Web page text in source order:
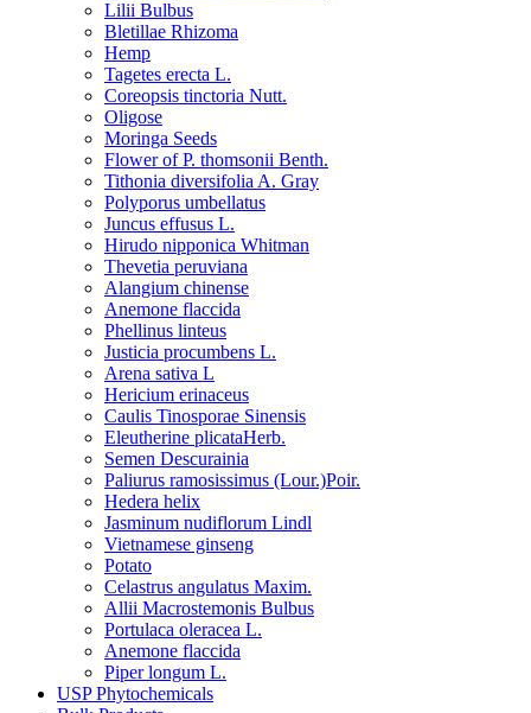
Lilii Bulbus
Bletillae Rhizoma
Hemp
Tagetes erecta L.
Coreopsis tinctoria Nutt.
Oligose
Moringa Seeds
Flower of P. thomsonii Benth.
Tithonia diversifolia A. Gray
Polyporus umbellatus
Juncus effusus L.
Hirudo nipponica Whitman
Thevetia peruviana
Alangium chinense
Anemone flaccida
Phellinus linteus
Justicia procumbens L.
Arena sativa L
Hericium erinaceus
Caulis Tinosporae Sinensis
Eleutherine plicataHerb.
Semen Descurainia
Paliurus ramosissimus (Lour.)Poir.
Hedera helix
Jasminum nudiflorum Lindl
Vietnamese ginseng
Potato
Celastrus angulatus Maxim.
Allii Macrostemonis Bulbus
Portulaca oleracea L.
Anemone flaccida
Piper longum L.
USP Phytochemicals